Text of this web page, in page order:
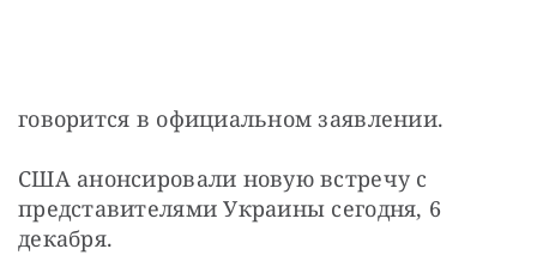
говорится в официальном заявлении.
США анонсировали новую встречу с
представителями Украины сегодня, 6
декабря.